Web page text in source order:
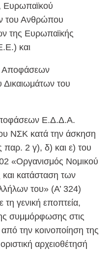
Ευρωπαϊκού
του Ανθρώπου
της Ευρωπαϊκής
και
Αποφάσεων
Δικαιωμάτων του
Ε.Δ.Δ.Α.
ΝΣΚ κατά την άσκηση
2 γ), δ) και ε) του
«Οργανισμός Νομικού
κατάσταση των
του» (Α’ 324)
τη γενική εποπτεία,
συμμόρφωσης στις
την κοινοποίηση της
αρχειοθέτησή